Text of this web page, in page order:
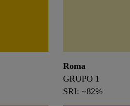
Roma
GRUPO 1
SRI: ~82%